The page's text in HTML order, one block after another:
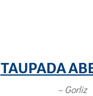
TAUPADA
– Gorliz